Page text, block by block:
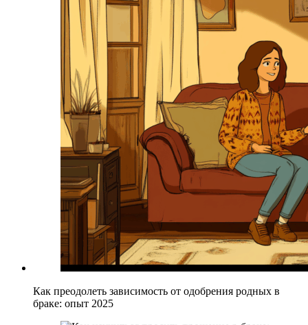
Как преодолеть зависимость от одобрения родных в
браке: опыт 2025